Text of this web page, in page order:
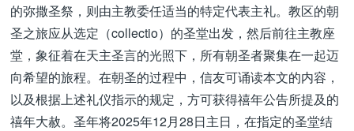
的弥撒圣祭，则由主教委任适当的特定代表主礼。教区的朝
圣之旅应从选定（collectio）的圣堂出发，然后前往主教座
堂，象征着在天主圣言的光照下，所有朝圣者聚集在一起迈
向希望的旅程。在朝圣的过程中，信友可诵读本文的内容，
以及根据上述礼仪指示的规定，方可获得禧年公告所提及的
禧年大赦。圣年将2025年12月28日主日，在指定的圣堂结